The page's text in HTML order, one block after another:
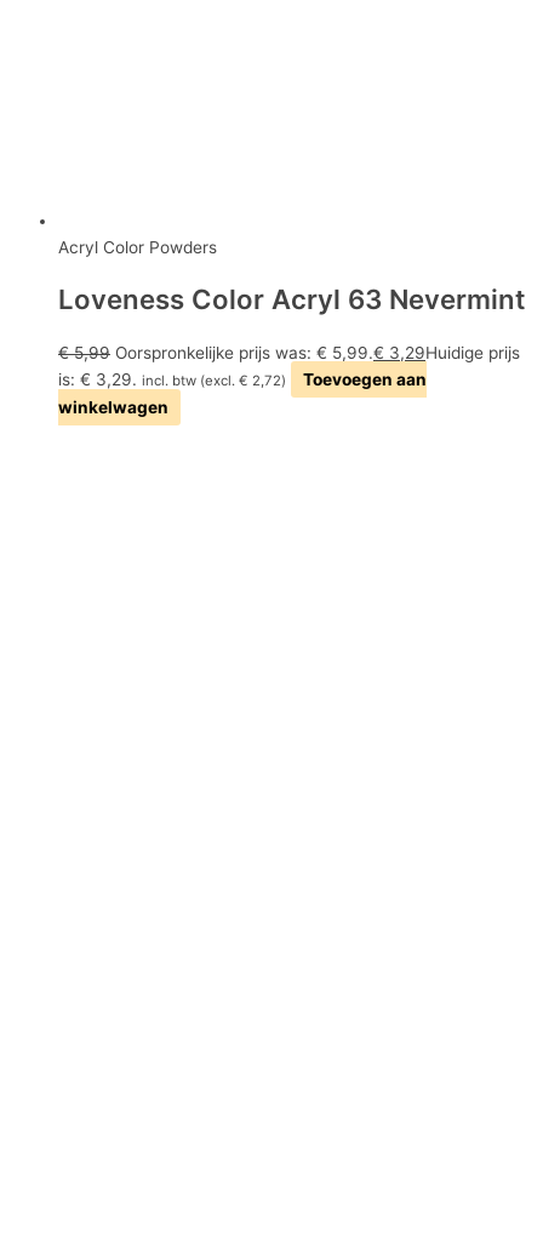
Acryl Color Powders
Loveness Color Acryl 63 Nevermint
€5,99 Oorspronkelijke prijs was: € 5,99.€ 3,29Huidige prijs
is: € 3,29. incl. btw (excl. € 2,72)
Toevoegen aan
winkelwagen